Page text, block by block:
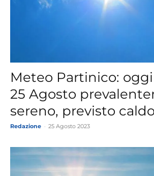
Meteo Partinico:
25 Agosto
sereno, previsto
Redazione 25 Agosto 2023